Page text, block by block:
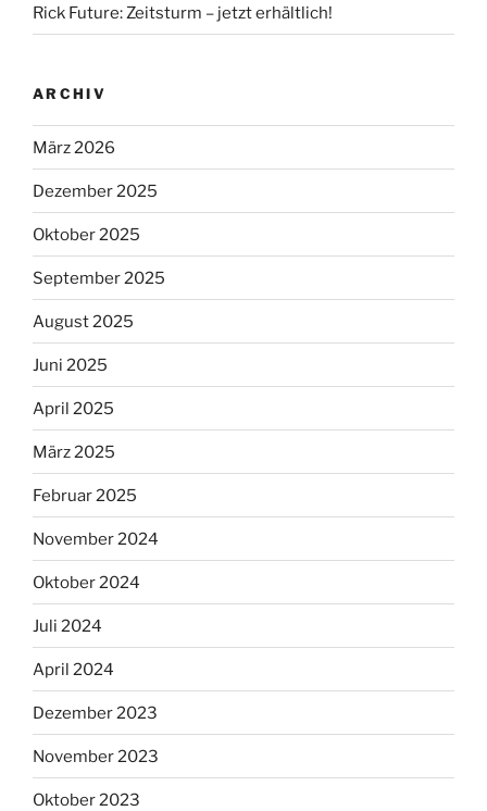
Rick Future: Zeitsturm – jetzt erhältlich!
ARCHIV
März 2026
Dezember 2025
Oktober 2025
September 2025
August 2025
Juni 2025
April 2025
März 2025
Februar 2025
November 2024
Oktober 2024
Juli 2024
April 2024
Dezember 2023
November 2023
Oktober 2023